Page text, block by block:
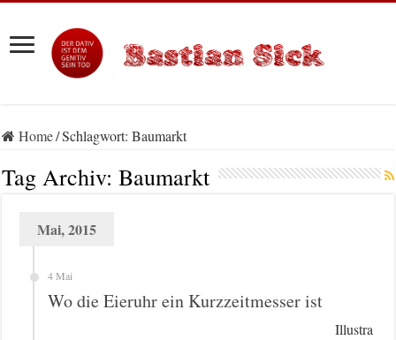
Home/Schlagwort:Baumarkt
Tag Archiv:Baumarkt
Mai, 2015
4 Mai
Wo die Eieruhr ein Kurzzeitmesser ist
Illustra